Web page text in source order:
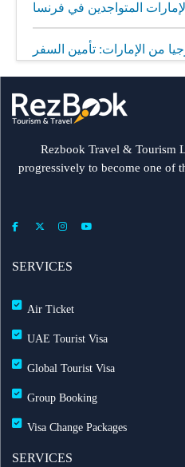
المتواجدين في فرنسا
من الإمارات: تأمين السفر
إلزامي
مباشرة إلى ميونيخ عبر
العربية للطيران
بسبب الأحوال الجوية
| عشاء بحري وزيارة فنية
تشغّل رحلاتها إلى بغداد
إيميريتس آسيا باس لرحلات
متعددة
Rezbook Travel & Tourism
progressively to become one of
SERVICES
Air Ticket
UAE Tourist Visa
Global Tourist Visa
Group Booking
Visa Change Packages
SERVICES